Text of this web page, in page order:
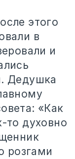
этого
в
и
Дедушка
«Как
то духовно
розгами